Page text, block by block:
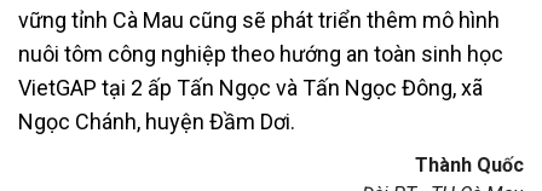
vững tỉnh Cà Mau cũng sẽ phát triển thêm mô hình
nuôi tôm công nghiệp theo hướng an toàn sinh học
VietGAP tại 2 ấp Tấn Ngọc và Tấn Ngọc Đông, xã
Ngọc Chánh, huyện Đầm Dơi.
Thành Quốc